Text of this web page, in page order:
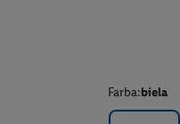
Farba:biela